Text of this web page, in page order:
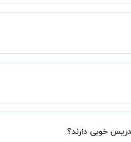
در استادبانک را دریافت
خوبی دارند؟